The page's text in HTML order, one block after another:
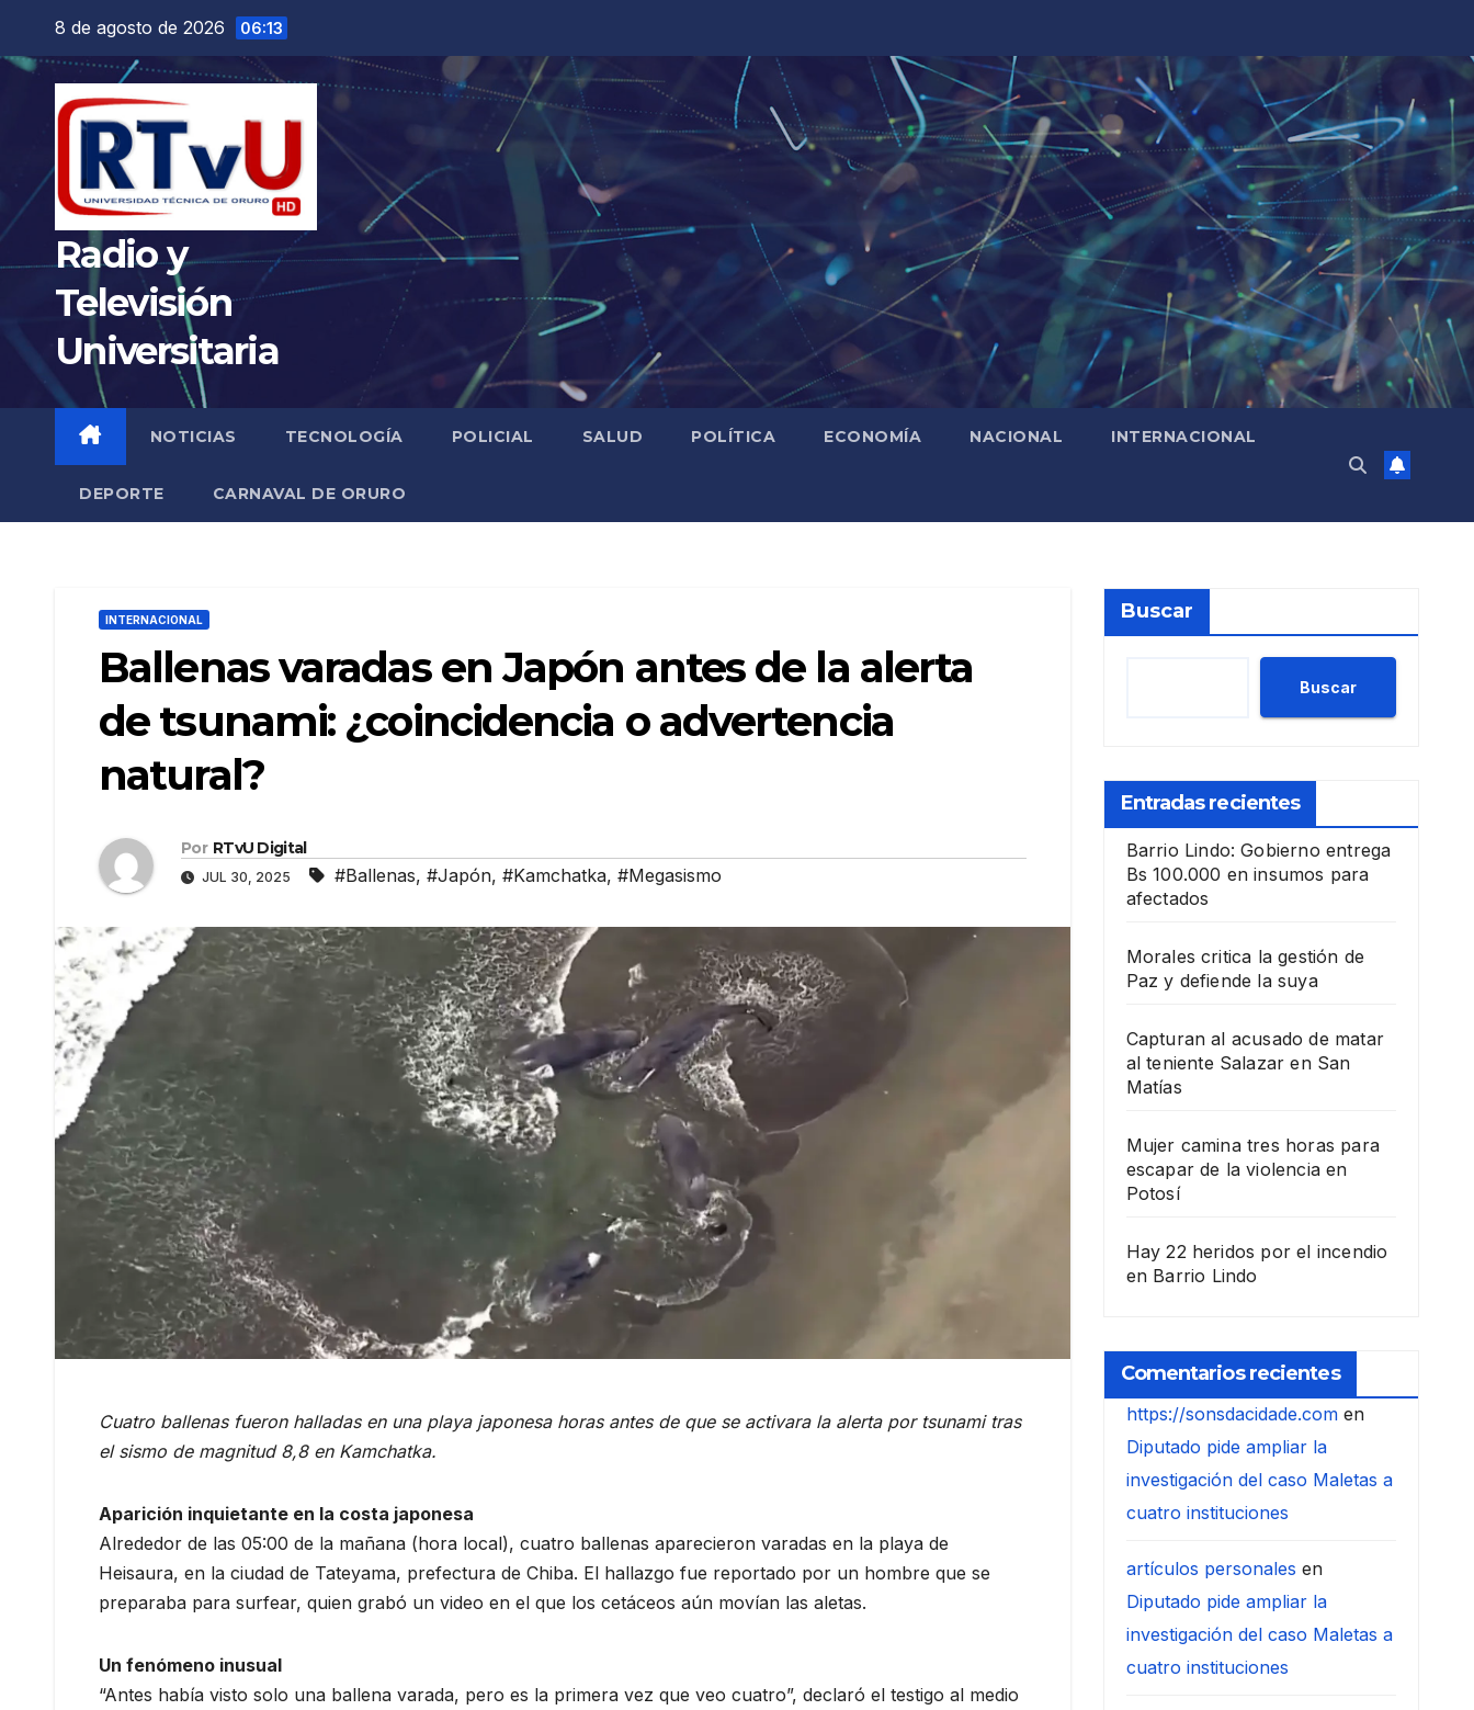
contenido
8 de agosto de 2026 06:13
Radio y
Televisión
Universitaria
NOTICIAS TECNOLOGÍA POLICIAL SALUD POLÍTICA ECONOMÍA NACIONAL INTERNACIONAL
DEPORTE CARNAVAL DE ORURO
INTERNACIONAL
Ballenas varadas en Japón antes de la alerta
de tsunami: ¿coincidencia o advertencia
natural?
Por RTvU Digital
JUL 30, 2025 #Ballenas, #Japón, #Kamchatka, #Megasismo
Cuatro ballenas fueron halladas en una playa japonesa horas antes de que se activara la alerta por tsunami tras
el sismo de magnitud 8,8 en Kamchatka.
Aparición inquietante en la costa japonesa
Alrededor de las 05:00 de la mañana (hora local), cuatro ballenas aparecieron varadas en la playa de
Heisaura, en la ciudad de Tateyama, prefectura de Chiba. El hallazgo fue reportado por un hombre que se
preparaba para surfear, quien grabó un video en el que los cetáceos aún movían las aletas.
Un fenómeno inusual
“Antes había visto solo una ballena varada, pero es la primera vez que veo cuatro”, declaró el testigo al medio
Buscar
Buscar
Entradas recientes
Barrio Lindo: Gobierno entrega
Bs 100.000 en insumos para
afectados
Morales critica la gestión de
Paz y defiende la suya
Capturan al acusado de matar
al teniente Salazar en San
Matías
Mujer camina tres horas para
escapar de la violencia en
Potosí
Hay 22 heridos por el incendio
en Barrio Lindo
Comentarios recientes
https://sonsdacidade.comen
Diputado pide ampliar la
investigación del caso Maletas a
cuatro instituciones
artículos personales en
Diputado pide ampliar la
investigación del caso Maletas a
cuatro instituciones